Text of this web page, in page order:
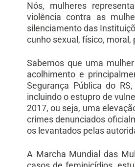
Nós, mulheres
violência contra as
silenciamento das
cunho sexual, físico,
Sabemos que uma
acolhimento e
Segurança Pública do
incluindo o estupro de
2017, ou seja, uma
crimes denunciados
os levantados pelas
A Marcha Mundial das